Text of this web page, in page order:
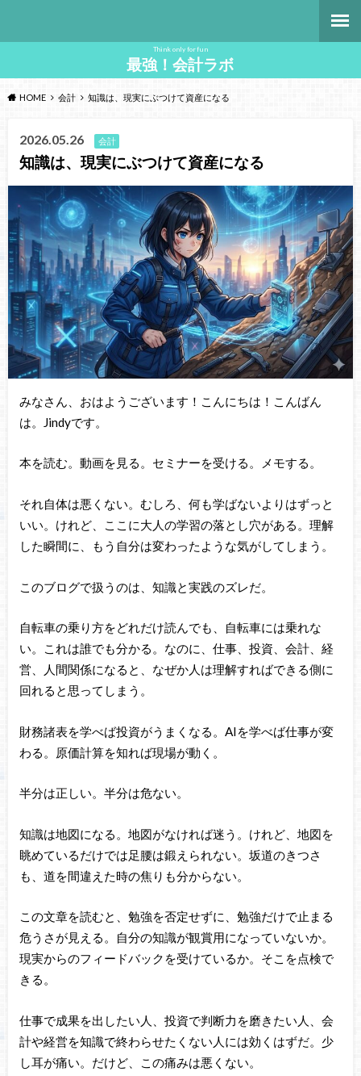
Think only for fun
最強！会計ラボ
HOME 会計 知識は、現実にぶつけて資産になる
2026.05.26 会計
知識は、現実にぶつけて資産になる
みなさん、おはようございます！こんにちは！こんばん
は。Jindyです。
本を読む。動画を見る。セミナーを受ける。メモする。
それ自体は悪くない。むしろ、何も学ばないよりはずっと
いい。けれど、ここに大人の学習の落とし穴がある。理解
した瞬間に、もう自分は変わったような気がしてしまう。
このブログで扱うのは、知識と実践のズレだ。
自転車の乗り方をどれだけ読んでも、自転車には乗れな
い。これは誰でも分かる。なのに、仕事、投資、会計、経
営、人間関係になると、なぜか人は理解すればできる側に
回れると思ってしまう。
財務諸表を学べば投資がうまくなる。AIを学べば仕事が変
わる。原価計算を知れば現場が動く。
半分は正しい。半分は危ない。
知識は地図になる。地図がなければ迷う。けれど、地図を
眺めているだけでは足腰は鍛えられない。坂道のきつさ
も、道を間違えた時の焦りも分からない。
この文章を読むと、勉強を否定せずに、勉強だけで止まる
危うさが見える。自分の知識が観賞用になっていないか。
現実からのフィードバックを受けているか。そこを点検で
きる。
仕事で成果を出したい人、投資で判断力を磨きたい人、会
計や経営を知識で終わらせたくない人には効くはずだ。少
し耳が痛い。だけど、この痛みは悪くない。